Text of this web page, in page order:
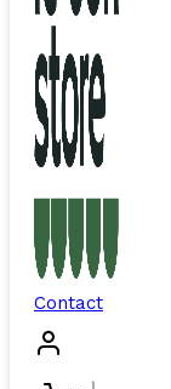
Contact